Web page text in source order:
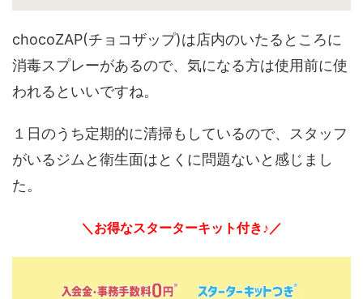
chocoZAP(チョコザップ)は店内のいたるところに
消毒スプレーがあるので、気になる方は使用前に使
われるといいですね。
１日のうち定期的に清掃もしているので、スタッフ
がいるジムと衛生面はとくに問題ないと感じまし
た。
＼お得なスターターキット付き♪／